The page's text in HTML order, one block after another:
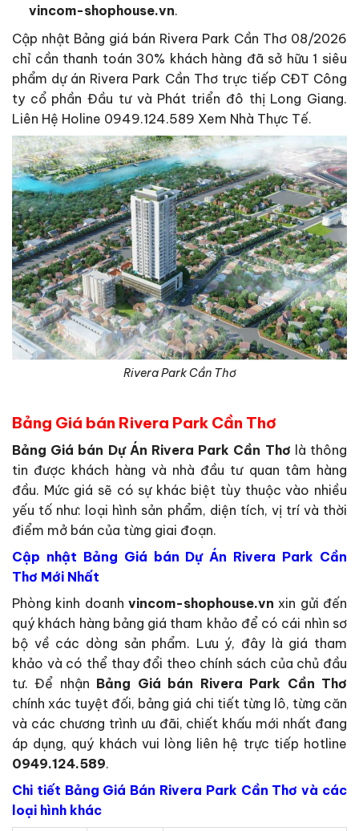
vincom-shophouse.vn.
Cập nhật Bảng giá bán Rivera Park Cần Thơ 08/2026
chỉ cần thanh toán 30% khách hàng đã sở hữu 1 siêu
phẩm dự án Rivera Park Cần Thơ trực tiếp CĐT Công
ty cổ phần Đầu tư và Phát triển đô thị Long Giang.
Liên Hệ Holine 0949.124.589 Xem Nhà Thực Tế.
Rivera Park Cần Thơ
Bảng Giá bán Rivera Park Cần Thơ
Bảng Giá bán Dự Án Rivera Park Cần Thơ là thông
tin được khách hàng và nhà đầu tư quan tâm hàng
đầu. Mức giá sẽ có sự khác biệt tùy thuộc vào nhiều
yếu tố như: loại hình sản phẩm, diện tích, vị trí và thời
điểm mở bán của từng giai đoạn.
Cập nhật Bảng Giá bán Dự Án Rivera Park Cần
Thơ Mới Nhất
Phòng kinh doanh vincom-shophouse.vn xin gửi đến
quý khách hàng bảng giá tham khảo để có cái nhìn sơ
bộ về các dòng sản phẩm. Lưu ý, đây là giá tham
khảo và có thể thay đổi theo chính sách của chủ đầu
tư. Để nhận Bảng Giá bán Rivera Park Cần Thơ
chính xác tuyệt đối, bảng giá chi tiết từng lô, từng căn
và các chương trình ưu đãi, chiết khấu mới nhất đang
áp dụng, quý khách vui lòng liên hệ trực tiếp hotline
0949.124.589.
Chi tiết Bảng Giá Bán Rivera Park Cần Thơ và các
loại hình khác